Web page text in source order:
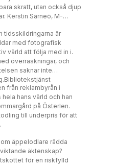
skratt, utan också djup
Kerstin Särneö, M-
tidsskildringarna är
med fotografisk
värld att följa med in i.
överraskningar, och
saknar inte
från reklambyrån i
hans värld och han
på Österlen.
till underpris för att
äppelodlare rädda
äktenskap?
för en riskfylld